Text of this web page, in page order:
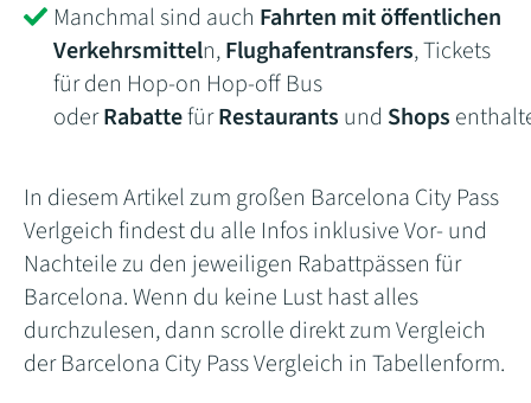
Manchmal sind auch Fahrten mit öffentlichen
Verkehrsmitteln,Flughafentransfers, Tickets
für den Hop-on Hop-off Bus
oderRabattefürRestaurants und Shops
In diesem Artikel zum großen Barcelona City Pass
Verlgeich findest du alle Infos inklusive Vor- und
Nachteile zu den jeweiligen Rabattpässen für
Barcelona. Wenn du keine Lust hast alles
durchzulesen, dann scrolle direkt zum Vergleich
der Barcelona City Pass Vergleich in Tabellenform.